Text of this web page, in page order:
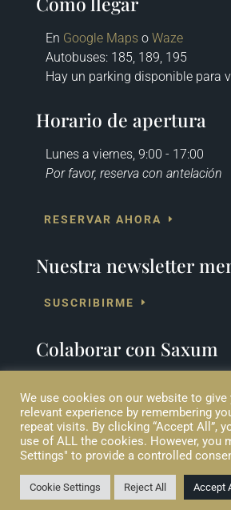
En Google Mapso Waze
Autobuses: 185, 189, 195
Hay un parking disponible para
Horario de apertura
Lunes a viernes, 9:00 - 17:00
Por favor, reserva con antelación
RESERVAR AHORA
Nuestra newsletter
SUSCRIBIRME
Colaborar con Saxum
© 2020 Saxum Ltd (CC). Las marcas
Saxum Ltd (CC) incluyen SAXUM y el
Todos los derechos reservados | Diseño web
Cookies|Términos de Uso|
We use cookies on our website to
relevant experience by remembering
repeat visits. By clicking “Accept All”,
use of ALL the cookies. However, you
Settings" to provide a controlled
Cookie Settings Reject All Accept